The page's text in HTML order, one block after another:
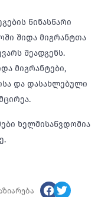
წინასწარი
შიდა მიგრანტთა
შეადგენს.
მიგრანტები,
და დასახლებული
ხელმისაწვდომია